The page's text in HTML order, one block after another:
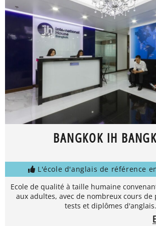
BANGKOK IH
L'école d'anglais de référence
Ecole de qualité à taille humaine
aux adultes, avec de nombreux cours
tests et diplômes